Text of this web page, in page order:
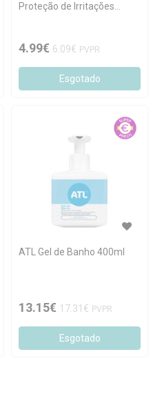
Proteção de Irritações
4.99€ 6.09€ PVPR
Esgotado
ATL Gel de Banho 400ml
13.15€ 17.31€ PVPR
Esgotado